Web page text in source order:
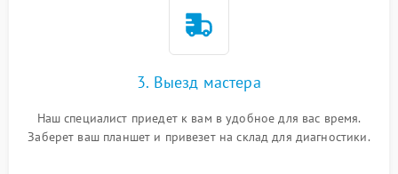
3. Выезд мастера
Наш специалист приедет к вам в удобное для вас время.
Заберет ваш планшет и привезет на склад для диагностики.